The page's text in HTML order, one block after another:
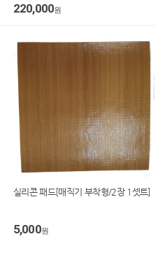
220,000원
실리콘 패드[매직기 부착형/2장 1셋트]
5,000원